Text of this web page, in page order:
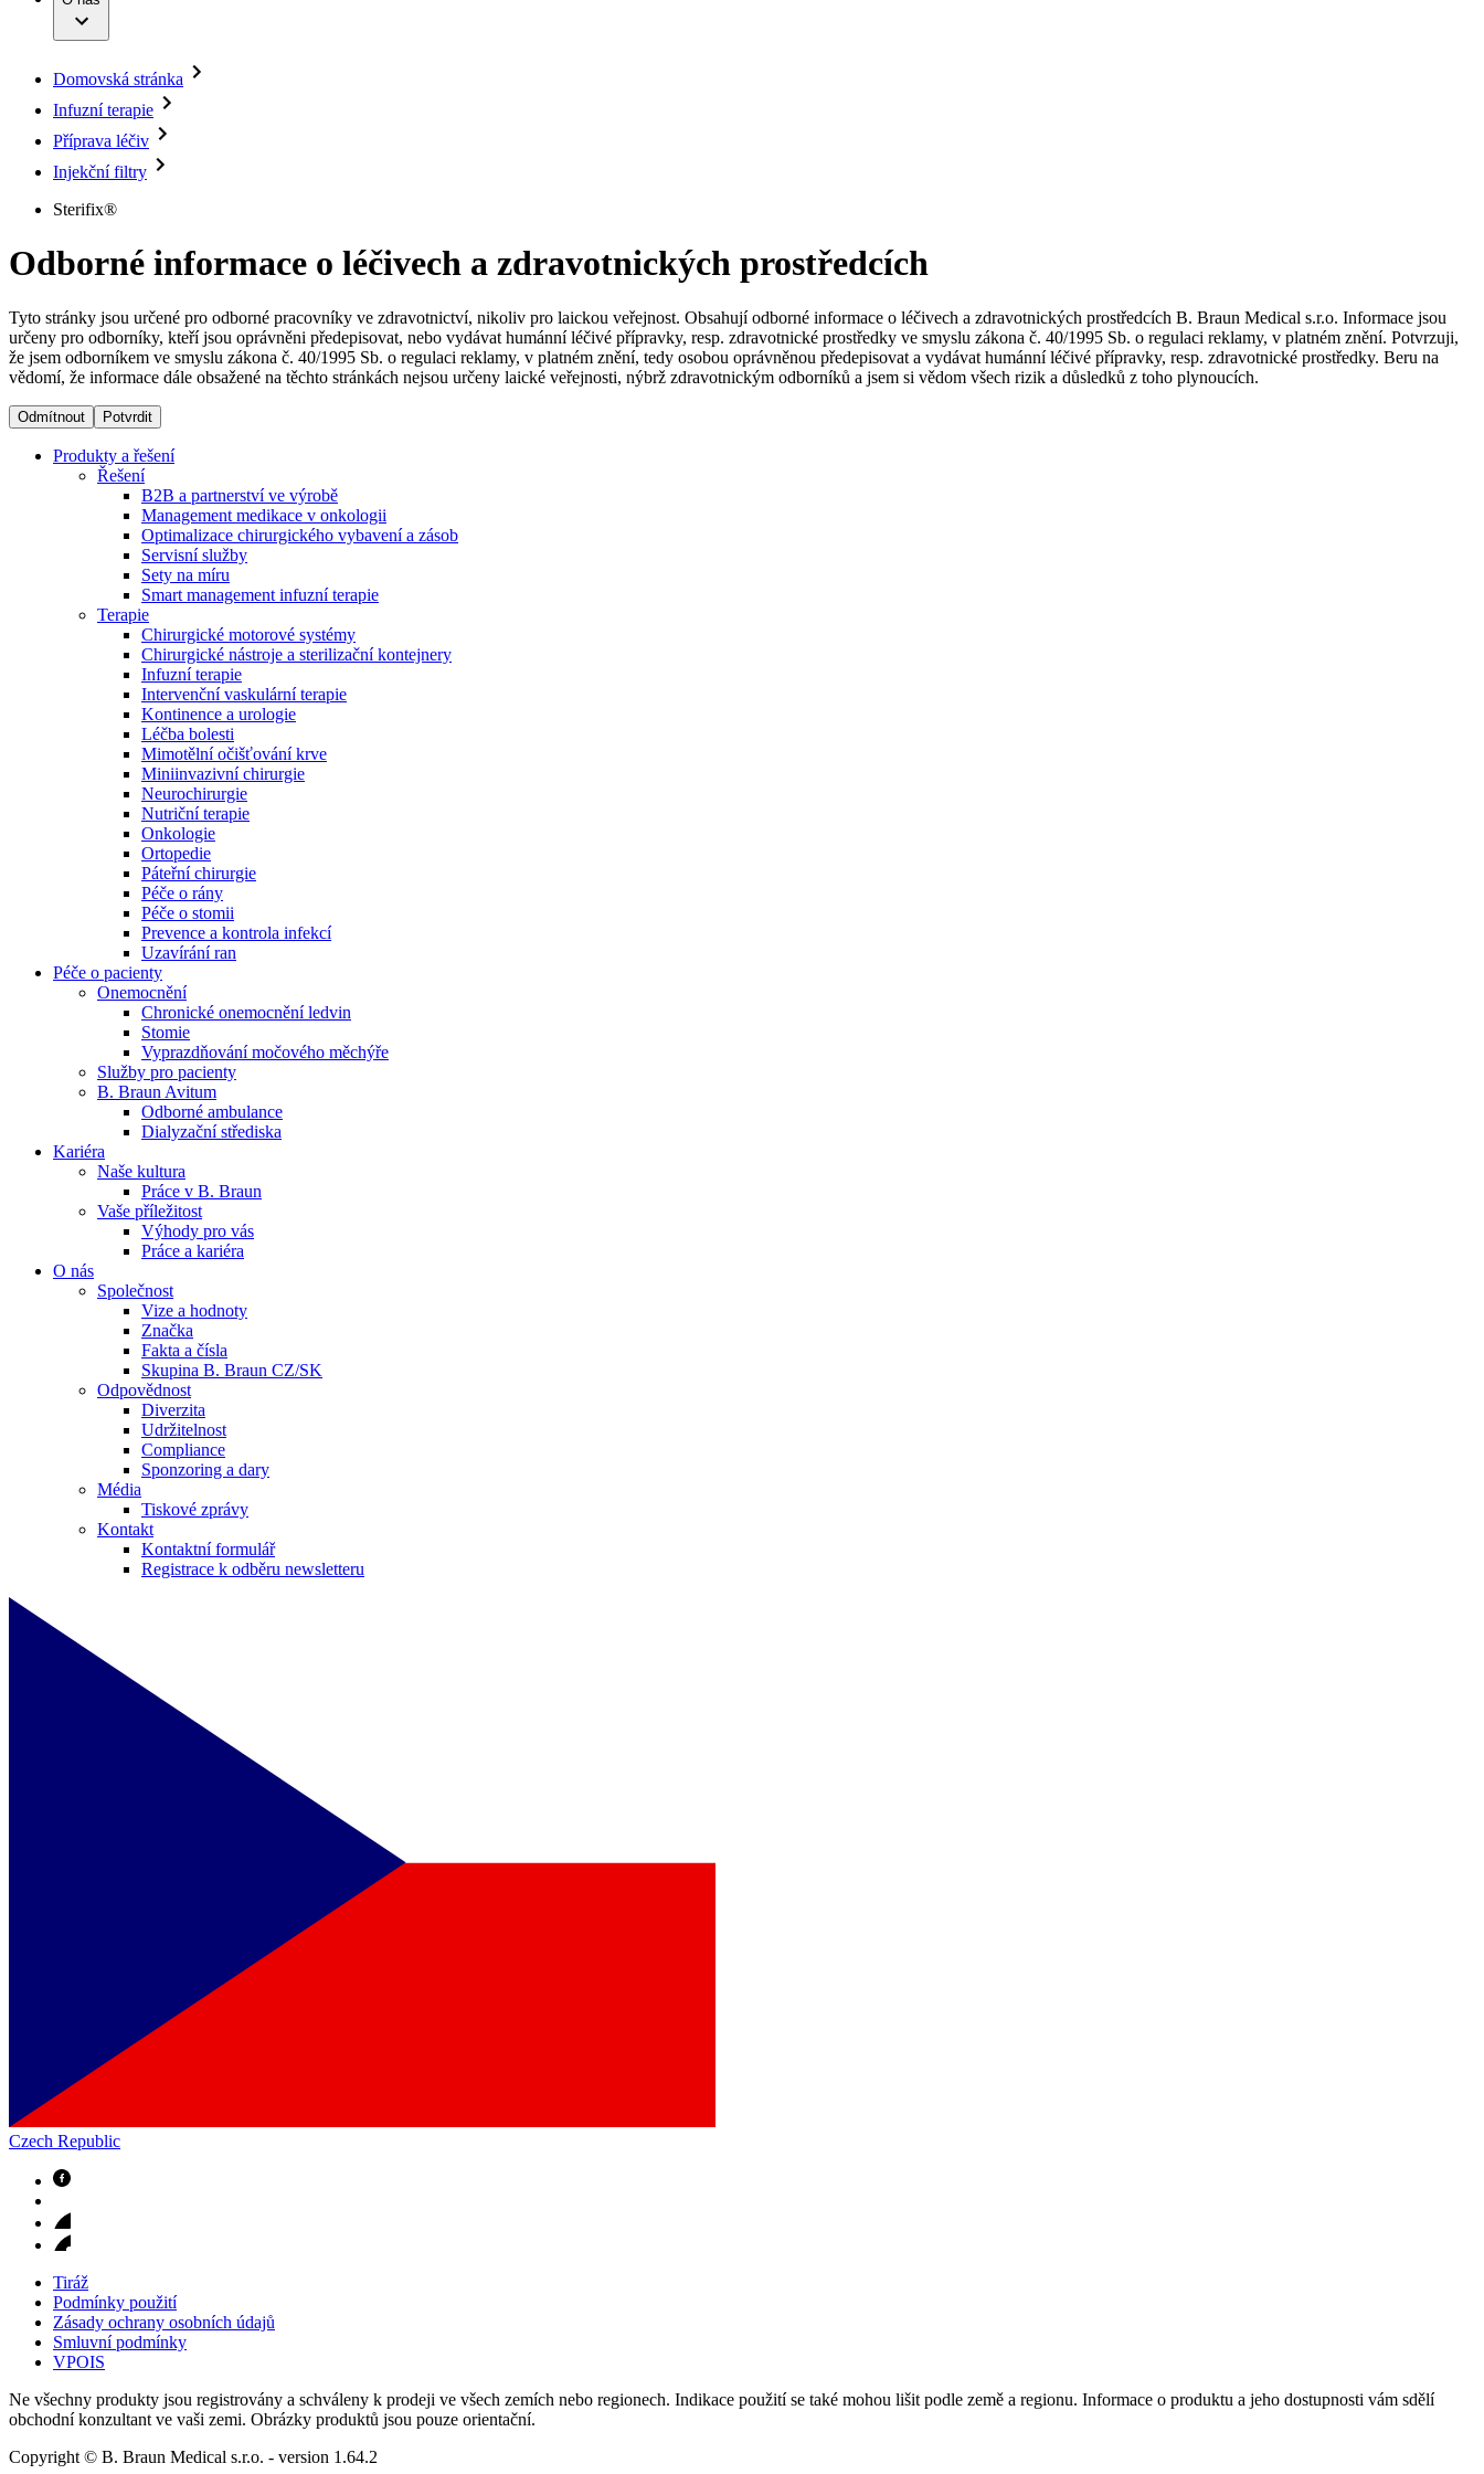
Léčba bolesti
Mimotělní očišťování krve
Miniinvazivní chirurgie
Neurochirurgie
Nutriční terapie
Onkologie
Ortopedie
Prevence a kontrola infekcí
Uzavírání ran
Terapie
Produktový katalog​
Objevte naše produkty. Navštivte produktový katalog B. Braun s našim kompletním produktovým portfoliem.
Onemocnění
B. Braun Avitum
Dialyzační střediska​
B. Braun Avitum poskytuje kvalitní dialyzační péči ve všech svých střediscích v České republice. Více informací se dozvíte na stránkách jednotlivých středisek.
Odborné ambulance
Naše specializované ambulance jsou tu pro vás. Zvolte specializaci a město, které potřebujete, a objednejte se do naší ambulance.
Vaše příležitost​
Nabídky pracovních míst
Objevte své kariérní příležitosti ​v B. Braun. Vyhledejte náš trh práce​ pro zajímavé pozice.​
Média
Tiskové zprávy
Kontakt
Média
Kontakt
Zůstaňte v dialogu s B. Braun. ​Kontaktujte nás.​
Domovská stránka
Infuzní terapie
Příprava léčiv
Injekční filtry
Sterifix®
Odborné informace o léčivech a zdravotnických prostředcích
Tyto stránky jsou určené pro odborné pracovníky ve zdravotnictví, nikoliv pro laickou veřejnost. Obsahují odborné informace o léčivech a zdravotnických prostředcích B. Braun Medical s.r.o. Informace jsou
určeny pro odborníky, kteří jsou oprávněni předepisovat, nebo vydávat humánní léčivé přípravky, resp. zdravotnické prostředky ve smyslu zákona č. 40/1995 Sb. o regulaci reklamy, v platném znění. Potvrzuji,
že jsem odborníkem ve smyslu zákona č. 40/1995 Sb. o regulaci reklamy, v platném znění, tedy osobou oprávněnou předepisovat a vydávat humánní léčivé přípravky, resp. zdravotnické prostředky. Beru na
vědomí, že informace dále obsažené na těchto stránkách nejsou určeny laické veřejnosti, nýbrž zdravotnickým odborníků a jsem si vědom všech rizik a důsledků z toho plynoucích.
Odmítnout Potvrdit
Produkty a řešení
Řešení
B2B a partnerství ve výrobě
Management medikace v onkologii
Optimalizace chirurgického vybavení a zásob
Servisní služby
Sety na míru
Smart management infuzní terapie​
Terapie
Chirurgické motorové systémy
Chirurgické nástroje a sterilizační kontejnery
Infuzní terapie
Intervenční vaskulární terapie
Kontinence a urologie
Léčba bolesti
Mimotělní očišťování krve
Miniinvazivní chirurgie
Neurochirurgie
Nutriční terapie
Onkologie
Ortopedie
Páteřní chirurgie
Péče o rány
Péče o stomii
Prevence a kontrola infekcí
Uzavírání ran
Péče o pacienty
Onemocnění
Chronické onemocnění ledvin
Stomie
Vyprazdňování močového měchýře
Služby pro pacienty
B. Braun Avitum
Odborné ambulance
Dialyzační střediska
Kariéra
Naše kultura
Práce v B. Braun
Vaše příležitost​
Výhody pro vás
Práce a kariéra
O nás
Společnost
Vize a hodnoty
Značka
Fakta a čísla
Skupina B. Braun CZ/SK
Odpovědnost
Diverzita
Udržitelnost
Compliance
Sponzoring a dary
Média
Tiskové zprávy
Kontakt
Kontaktní formulář
Registrace k odběru newsletteru
Czech Republic
Tiráž
Podmínky použití
Zásady ochrany osobních údajů
Smluvní podmínky
VPOIS
Ne všechny produkty jsou registrovány a schváleny k prodeji ve všech zemích nebo regionech. Indikace použití se také mohou lišit podle země a regionu. Informace o produktu a jeho dostupnosti vám sdělí
obchodní konzultant ve vaši zemi. Obrázky produktů jsou pouze orientační.
Copyright © B. Braun Medical s.r.o. - version 1.64.2